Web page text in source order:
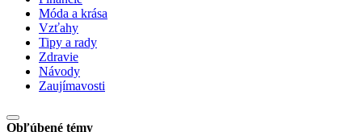
Móda a krása
Vzťahy
Tipy a rady
Zdravie
Návody
Zaujímavosti
Obľúbené témy